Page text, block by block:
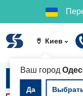
Киев
Ваш город
Да